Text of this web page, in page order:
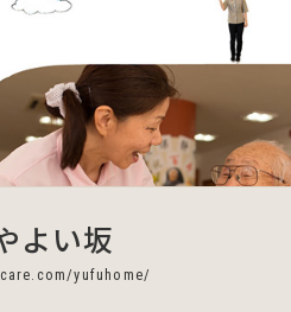
よい坂
yufuhome/